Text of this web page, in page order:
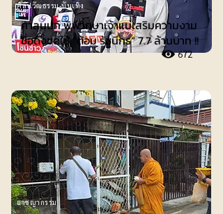
ศาลนนท์ พิพากษาเจ้าแม่เสริมความงาม
ชื่อดังชดใช้ ”ต้อม รัชนีกร“ 7.7 ล้านบาท !!
672
ศิลปวัฒธรรม-บันเทิง
อาชญากรรม